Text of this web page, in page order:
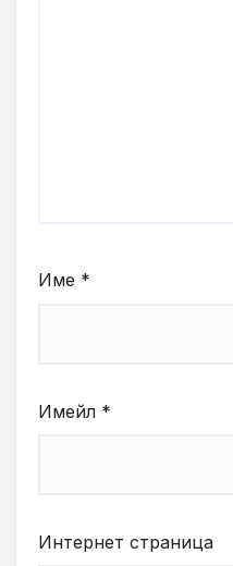
Име *
Имейл *
Интернет страница